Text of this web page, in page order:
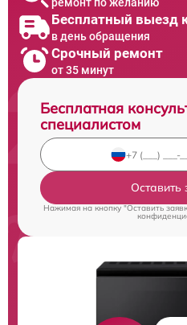
Бесплатный выезд
в день обращения
Срочный ремонт
от 35 минут
Бесплатная
специалистом
Оставить
Нажимая на кнопку "Оставить